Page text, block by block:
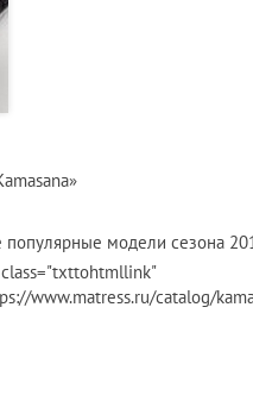
модели сезона
class="txttohtmllink"
www.matress.ru/catalog/